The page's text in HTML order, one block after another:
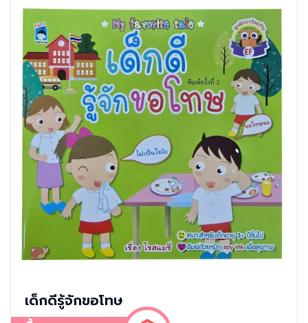
เด็กดีรู้จักขอโทษ